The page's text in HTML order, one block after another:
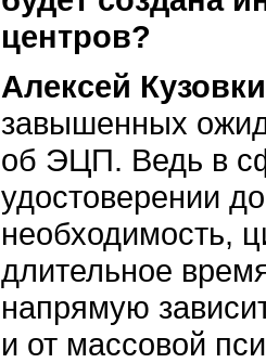
центров?
Алексей
завышенных
об ЭЦП. Ведь в
удостоверении
необходимость,
длительное
напрямую
и от массовой